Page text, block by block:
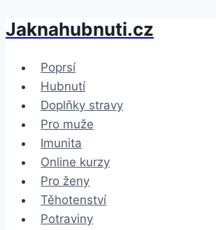
Přeskočit
obsah
Jaknahubnuti.cz
Poprsí
Hubnutí
Doplňky stravy
Pro muže
Imunita
Online kurzy
Pro ženy
Těhotenství
Potraviny